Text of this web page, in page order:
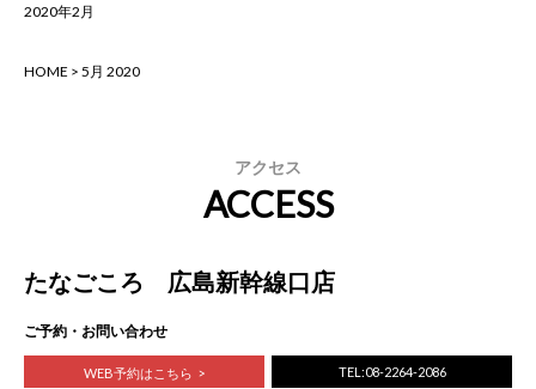
2020年2月
HOME > 5月 2020
アクセス
ACCESS
たなごころ 広島新幹線口店
ご予約・お問い合わせ
WEB予約はこちら TEL:08-2264-2086